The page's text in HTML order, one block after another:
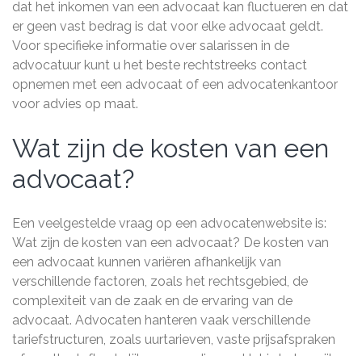
dat het inkomen van een advocaat kan fluctueren en dat
er geen vast bedrag is dat voor elke advocaat geldt.
Voor specifieke informatie over salarissen in de
advocatuur kunt u het beste rechtstreeks contact
opnemen met een advocaat of een advocatenkantoor
voor advies op maat.
Wat zijn de kosten van een
advocaat?
Een veelgestelde vraag op een advocatenwebsite is:
Wat zijn de kosten van een advocaat? De kosten van
een advocaat kunnen variëren afhankelijk van
verschillende factoren, zoals het rechtsgebied, de
complexiteit van de zaak en de ervaring van de
advocaat. Advocaten hanteren vaak verschillende
tariefstructuren, zoals uurtarieven, vaste prijsafspraken